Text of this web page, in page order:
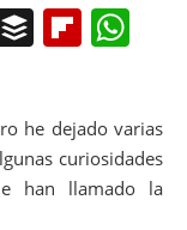
B
er
Fl
o
ar
s
A
he dejado varias
curiosidades
han llamado la